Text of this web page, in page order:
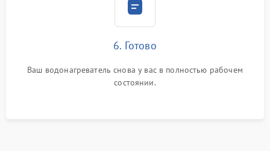
6. Готово
Ваш водонагреватель снова у вас в полностью рабочем
состоянии.